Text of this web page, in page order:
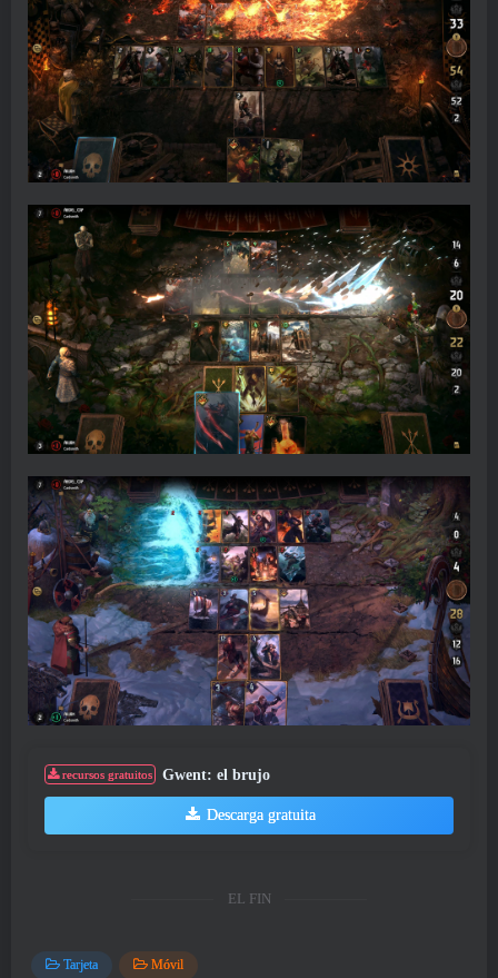
recursos gratuitos Gwent: el brujo
Descarga gratuita
EL FIN
Tarjeta Móvil